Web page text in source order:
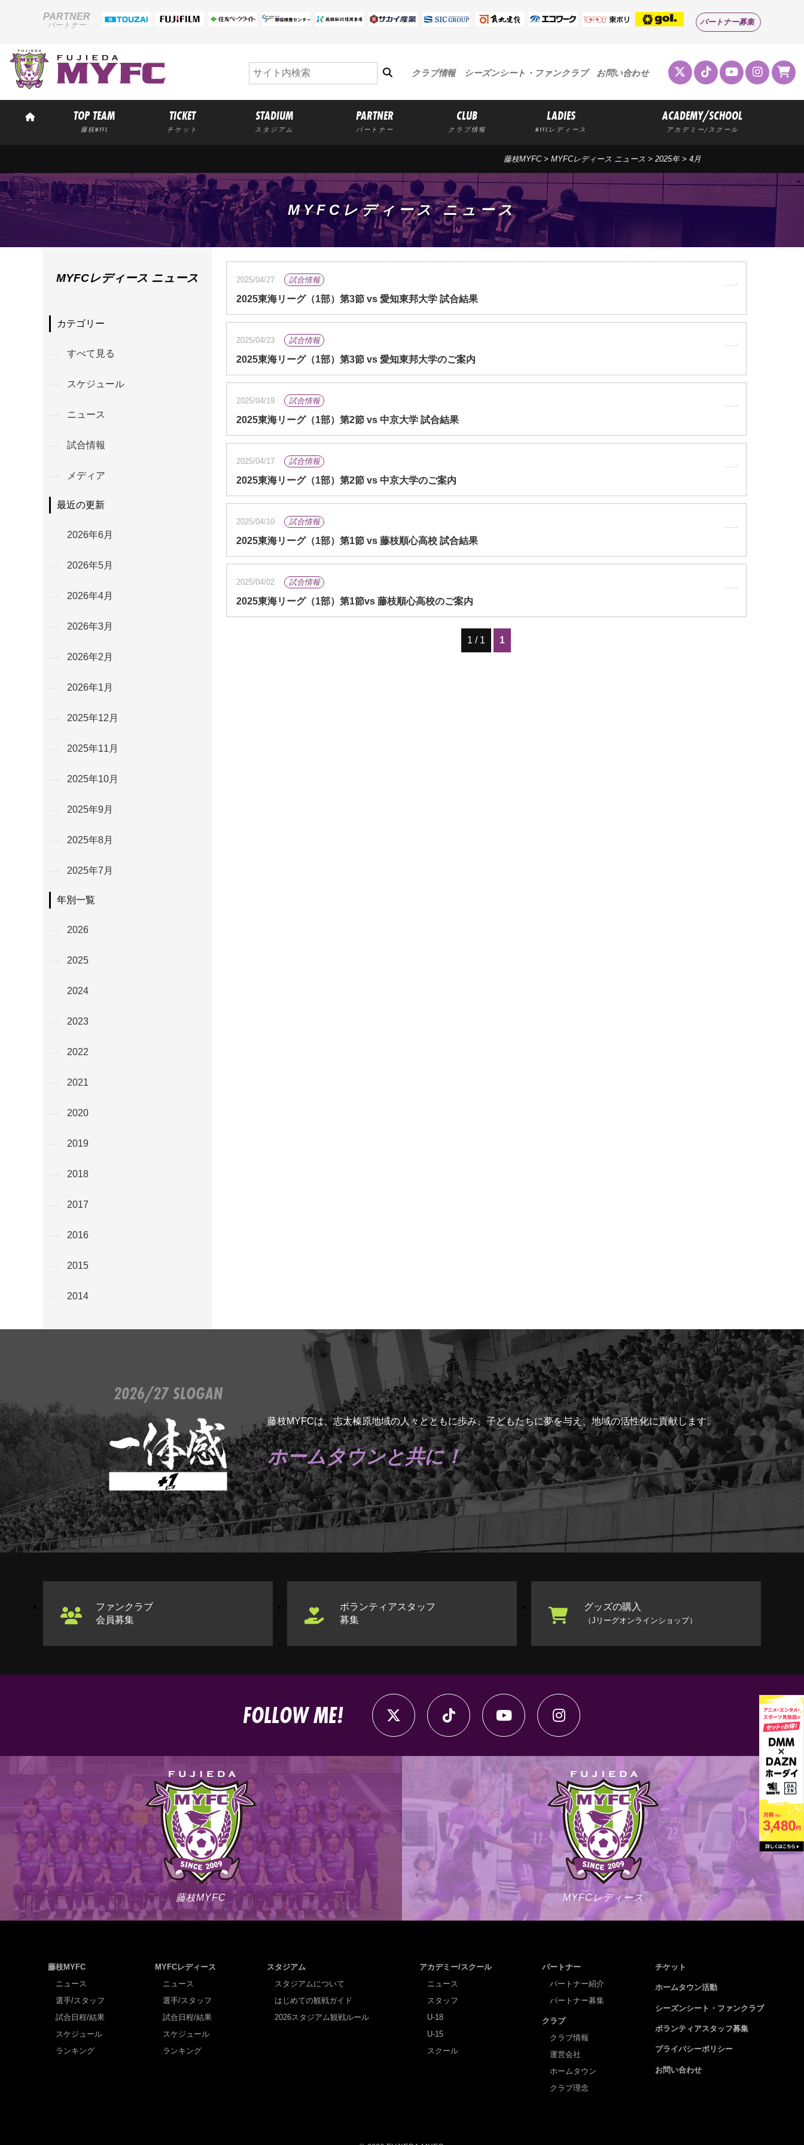
PARTNER
パートナー パートナー募集
クラブ情報 シーズンシート・ファンクラブ お問い合わせ
TOP TEAM
藤枝MYFC
TICKET
チケット
STADIUM
スタジアム
PARTNER
パートナー
CLUB
クラブ情報
LADIES
MYFCレディース
ACADEMY/SCHOOL
アカデミー/スクール
藤枝MYFC> MYFCレディース ニュース > 2025年> 4月
MYFCレディース ニュース
2025/04/27 試合情報
2025東海リーグ（1部）第3節 vs 愛知東邦大学 試合結果
2025/04/23 試合情報
2025東海リーグ（1部）第3節 vs 愛知東邦大学のご案内
2025/04/19 試合情報
2025東海リーグ（1部）第2節 vs 中京大学 試合結果
2025/04/17 試合情報
2025東海リーグ（1部）第2節 vs 中京大学のご案内
2025/04/10 試合情報
2025東海リーグ（1部）第1節 vs 藤枝順心高校 試合結果
2025/04/02 試合情報
2025東海リーグ（1部）第1節vs 藤枝順心高校のご案内
1 / 1 1
MYFCレディース ニュース
カテゴリー
すべて見る
スケジュール
ニュース
試合情報
メディア
最近の更新
2026年6月
2026年5月
2026年4月
2026年3月
2026年2月
2026年1月
2025年12月
2025年11月
2025年10月
2025年9月
2025年8月
2025年7月
年別一覧
2026
2025
2024
2023
2022
2021
2020
2019
2018
2017
2016
2015
2014
2026/27 SLOGAN
藤枝MYFCは、志太榛原地域の人々とともに歩み、子どもたちに夢を与え、地域の活性化に貢献します。
ホームタウンと共に！
ファンクラブ
会員募集
ボランティアスタッフ
募集
グッズの購入
（Jリーグオンラインショップ）
FOLLOW ME!
藤枝MYFC MYFCレディース
藤枝MYFC
ニュース
選手/スタッフ
試合日程/結果
スケジュール
ランキング
MYFCレディース
ニュース
選手/スタッフ
試合日程/結果
スケジュール
ランキング
スタジアム
スタジアムについて
はじめての観戦ガイド
2026スタジアム観戦ルール
アカデミー/スクール
ニュース
スタッフ
U-18
U-15
スクール
パートナー
パートナー紹介
パートナー募集
クラブ
クラブ情報
運営会社
ホームタウン
クラブ理念
チケット
ホームタウン活動
シーズンシート・ファンクラブ
ボランティアスタッフ募集
プライバシーポリシー
お問い合わせ